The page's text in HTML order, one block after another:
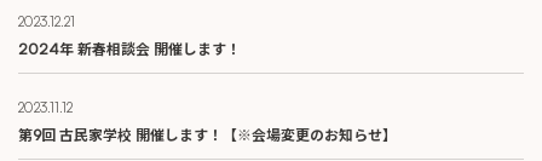
2023.12.21
2024年 新春相談会 開催します！
2023.11.12
第9回 古民家学校 開催します！【※会場変更のお知らせ】